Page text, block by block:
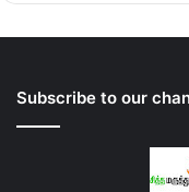
Subscribe to our